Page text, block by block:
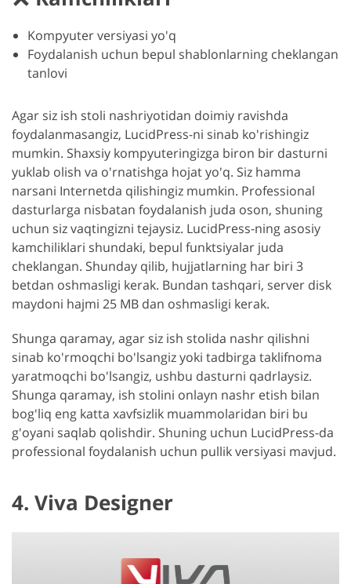
Kompyuter versiyasi yo'q
Foydalanish uchun bepul shablonlarning cheklangan
tanlovi
Agar siz ish stoli nashriyotidan doimiy ravishda
foydalanmasangiz, LucidPress-ni sinab ko'rishingiz
mumkin. Shaxsiy kompyuteringizga biron bir dasturni
yuklab olish va o'rnatishga hojat yo'q. Siz hamma
narsani Internetda qilishingiz mumkin. Professional
dasturlarga nisbatan foydalanish juda oson, shuning
uchun siz vaqtingizni tejaysiz. LucidPress-ning asosiy
kamchiliklari shundaki, bepul funktsiyalar juda
cheklangan. Shunday qilib, hujjatlarning har biri 3
betdan oshmasligi kerak. Bundan tashqari, server disk
maydoni hajmi 25 MB dan oshmasligi kerak.
Shunga qaramay, agar siz ish stolida nashr qilishni
sinab ko'rmoqchi bo'lsangiz yoki tadbirga taklifnoma
yaratmoqchi bo'lsangiz, ushbu dasturni qadrlaysiz.
Shunga qaramay, ish stolini onlayn nashr etish bilan
bog'liq eng katta xavfsizlik muammolaridan biri bu
g'oyani saqlab qolishdir. Shuning uchun LucidPress-da
professional foydalanish uchun pullik versiyasi mavjud.
4. Viva Designer
GET 50% OFF CREATIVE CLOUD